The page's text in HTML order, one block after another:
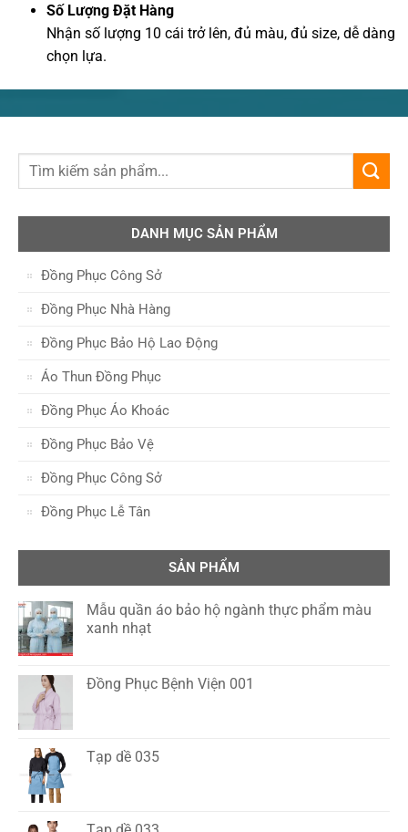
Số Lượng Đặt Hàng
Nhận số lượng 10 cái trở lên, đủ màu, đủ size, dễ dàng
chọn lựa.
DANH MỤC SẢN PHẨM
Đồng Phục Công Sở
Đồng Phục Nhà Hàng
Đồng Phục Bảo Hộ Lao Động
Áo Thun Đồng Phục
Đồng Phục Áo Khoác
Đồng Phục Bảo Vệ
Đồng Phục Công Sở
Đồng Phục Lễ Tân
SẢN PHẨM
Mẫu quần áo bảo hộ ngành thực phẩm màu
xanh nhạt
Đồng Phục Bệnh Viện 001
Tạp dề 035